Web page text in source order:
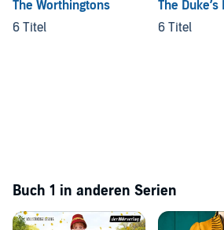
The Worthingtons
6 Titel
The
6 Titel
Buch 1 in anderen Serien